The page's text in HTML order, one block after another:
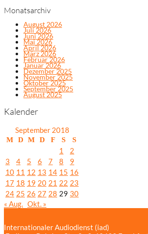
Monatsarchiv
August 2026
Juli 2026
Juni 2026
Mai 2026
April 2026
März 2026
Februar 2026
Januar 2026
Dezember 2025
November 2025
Oktober 2025
September 2025
August 2025
Kalender
September 2018
M D M D F S S
1
2
3
4 5 6 7 8
9
10 11 12 13 14 15 16
17 18 19 20 21 22 23
24 25 26 27 28 29 30
« Aug. Okt. »
Internationaler Audiodienst (iad)